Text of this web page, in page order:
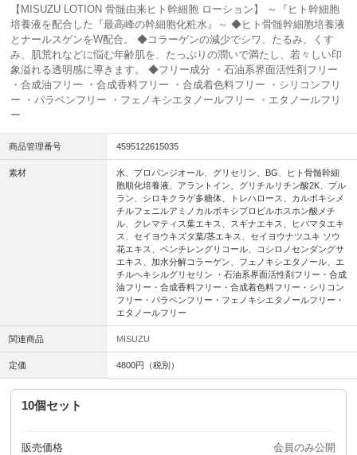
【MISUZU LOTION 骨髄由来ヒト幹細胞 ローション】 ～『ヒト幹細胞
培養液を配合した『最高峰の幹細胞化粧水』～ ◆ヒト骨髄幹細胞培養液
とナールスゲンをW配合。 ◆コラーゲンの減少でシワ、たるみ、くす
み、肌荒れなどに悩む年齢肌を、たっぷりの潤いで満たし、若々しい印
象溢れる透明感に導きます。 ◆フリー成分 ・石油系界面活性剤フリー
・合成油フリー ・合成香料フリー ・合成着色料フリー ・シリコンフリ
ー ・パラベンフリー ・フェノキシエタノールフリー ・エタノールフリ
ー
商品管理番号 4595122615035
素材
水、プロパンジオール、グリセリン、BG、ヒト骨髄幹細
胞順化培養液、アラントイン、グリチルリチン酸2K、プル
ラン、シロキクラゲ多糖体、トレハロース、カルボキシメ
チルフェニルアミノカルボキシプロピルホスホン酸メチ
ル、クレマティス葉エキス、スギナエキス、ヒバマタエキ
ス、セイヨウキズタ葉/茎エキス、セイヨウナツユキ ソウ
花エキス、ペンチレングリコール、コシロノセンダングサ
エキス、加水分解コラーゲン、フェノキシエタノール、エ
チルヘキシルグリセリン ・石油系界面活性剤フリー・合成
油フリー・合成香料フリー・合成着色料フリー・シリコン
フリー・パラベンフリー・フェノキシエタノールフリー・
エタノールフリー
関連商品 MISUZU
定価 4800円（税別）
10個セット
販売価格 会員のみ公開